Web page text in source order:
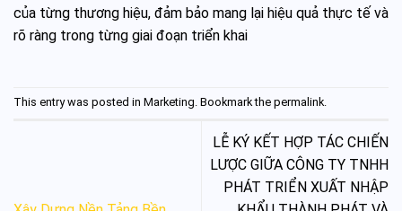
của từng thương hiệu, đảm bảo mang lại hiệu quả thực tế và
rõ ràng trong từng giai đoạn triển khai
This entry was posted in Marketing. Bookmark the permalink.
LỄ KÝ KẾT HỢP TÁC CHIẾN
LƯỢC GIỮA CÔNG TY TNHH
PHÁT TRIỂN XUẤT NHẬP